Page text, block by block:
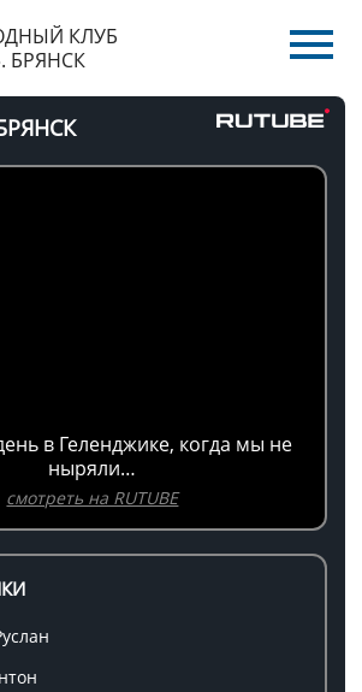
КЛУБ
БРЯНСК
в Геленджике, когда мы не
ныряли…
смотреть на RUTUBE